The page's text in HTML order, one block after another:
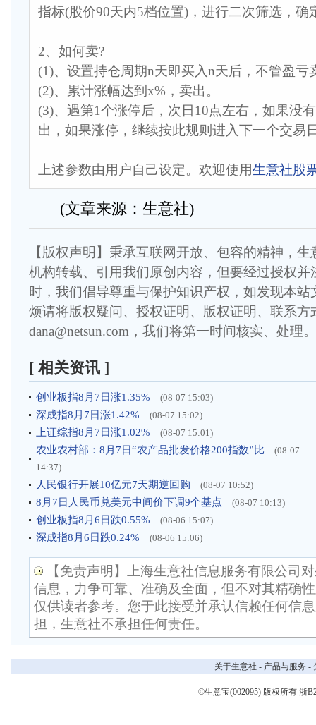
指标(股价90天内5档位置)，进行二次筛选，确
2、如何卖?
(1)、设置持仓周期n天即买入n天后，不管盈亏
(2)、累计涨幅达到x%，卖出。
(3)、遇第1个涨停后，次日10点左右，如果没
出，如果涨停，继续按此规则进入下一个交易
上述参数由用户自己设定。欢迎使用生意社股
(文章来源：生意社)
【版权声明】秉承互联网开放、包容的精神，
机构转载、引用我们原创内容，但要经过授权并
时，我们倡导尊重与保护知识产权，如发现本
烦请将版权疑问、授权证明、版权证明、联系方
dana@netsun.com，我们将第一时间核实、处理。
[ 相关资讯 ]
创业板指8月7日涨1.35% (08-07 15:03)
深成指8月7日涨1.42% (08-07 15:02)
上证综指8月7日涨1.02% (08-07 15:01)
农业农村部：8月7日“农产品批发价格200指数”比
(08-07
14:37)
人民银行开展10亿元7天期逆回购 (08-07 10:52)
8月7日人民币兑美元中间价下调9个基点 (08-07 10:13)
创业板指8月6日跌0.55% (08-06 15:07)
深成指8月6日跌0.24% (08-06 15:06)
【免责声明】上海生意社信息服务有限公司
信息，力争可靠、准确及全面，但不对其精确
仅供读者参考。您于此接受并承认信赖任何信
担，生意社不承担任何责任。
关于生意社 - 产品与服务 -
©生意宝(002095) 版权所有 浙